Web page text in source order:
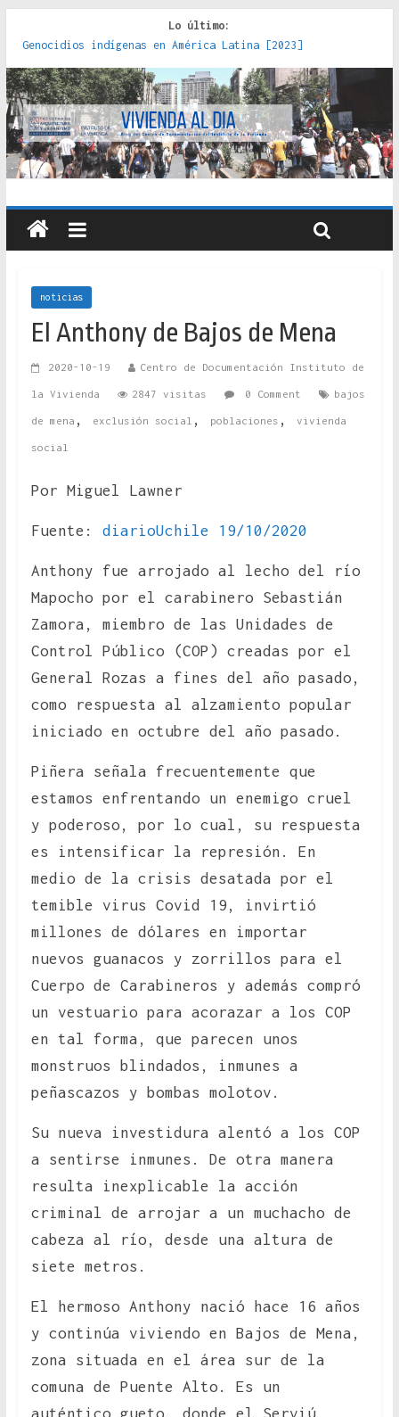
Lo último:
Genocidios indígenas en América Latina [2023]
Estudios sobre la espacialización de los Estados :
políticas, prácticas y representaciones [2022]
Donde el pedernal choca con el acero : hacia una teoría
crítica de las fronteras latinoamericanas [2020]
Criterios técnicos para una vivienda adecuada [2019]
Red de consultorios de la Caja del Seguro Obrero en
Santiago : un patrimonio emblemático [2014]
noticias
El Anthony de Bajos de Mena
2020-10-19 Centro de Documentación Instituto de
la Vivienda 2847 visitas 0 Comment bajos
de mena , exclusión social , poblaciones , vivienda
social
Por Miguel Lawner
Fuente: diarioUchile 19/10/2020
Anthony fue arrojado al lecho del río
Mapocho por el carabinero Sebastián
Zamora, miembro de las Unidades de
Control Público (COP) creadas por el
General Rozas a fines del año pasado,
como respuesta al alzamiento popular
iniciado en octubre del año pasado.
Piñera señala frecuentemente que
estamos enfrentando un enemigo cruel
y poderoso, por lo cual, su respuesta
es intensificar la represión. En
medio de la crisis desatada por el
temible virus Covid 19, invirtió
millones de dólares en importar
nuevos guanacos y zorrillos para el
Cuerpo de Carabineros y además compró
un vestuario para acorazar a los COP
en tal forma, que parecen unos
monstruos blindados, inmunes a
peñascazos y bombas molotov.
Su nueva investidura alentó a los COP
a sentirse inmunes. De otra manera
resulta inexplicable la acción
criminal de arrojar a un muchacho de
cabeza al río, desde una altura de
siete metros.
El hermoso Anthony nació hace 16 años
y continúa viviendo en Bajos de Mena,
zona situada en el área sur de la
comuna de Puente Alto. Es un